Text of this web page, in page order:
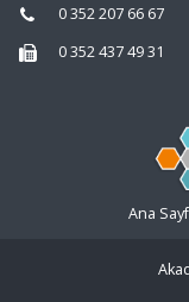
0 352 207 66 67
0 352 437 49 31
Ana